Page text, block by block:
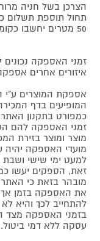
הצרכן בשל חניה
תחול תוספת תשלום
50 מטרים יחשבו כקומה נוספת).
זמני האספקה
איזורים אחרים אספקה עד 14 ימי
אספקת המוצרים
המופיעים בדף
כמפורט בתקנון
זמני האספקה להם
מוצר ומוצר בזירת
מועדי האספקה יהיה
למעט ימי שישי ושבת
זאת, הספקים יעשו
מובהר בזאת כי
את האספקה בזמן אך
להתחייב לכך והיא
בזמני האספקה מצד
עסקה ללא דמי ביטול.